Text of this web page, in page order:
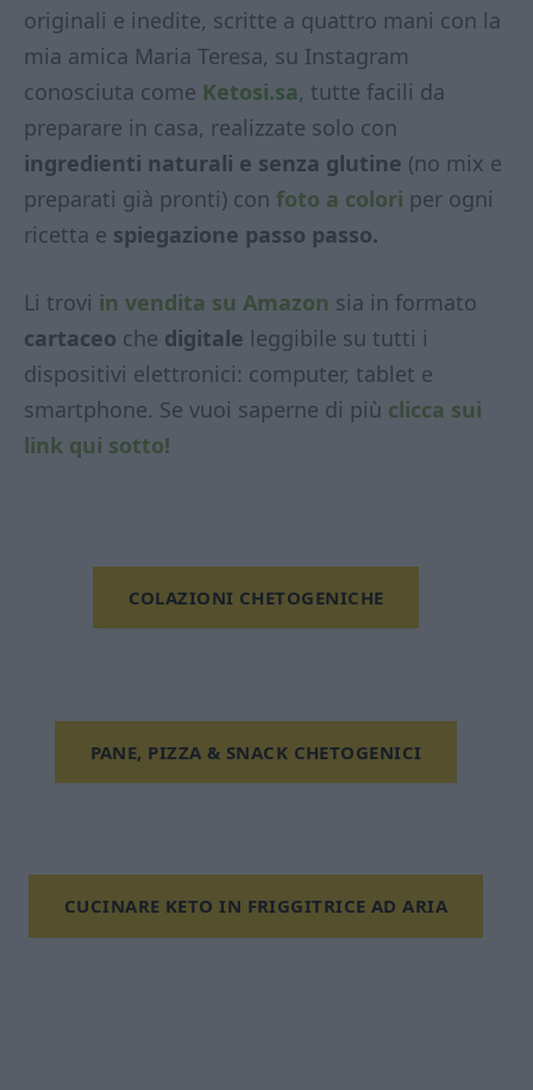
originali e inedite, scritte a quattro mani con la
mia amica Maria Teresa, su Instagram
conosciuta come Ketosi.sa, tutte facili da
preparare in casa, realizzate solo con
ingredienti naturali e senza glutine (no mix e
preparati già pronti) con foto a colori per ogni
ricetta e spiegazione passo passo.
Li trovi in vendita su Amazon sia in formato
cartaceo che digitale leggibile su tutti i
dispositivi elettronici: computer, tablet e
smartphone. Se vuoi saperne di più clicca sui
link qui sotto!
COLAZIONI CHETOGENICHE
PANE, PIZZA & SNACK CHETOGENICI
CUCINARE KETO IN FRIGGITRICE AD ARIA